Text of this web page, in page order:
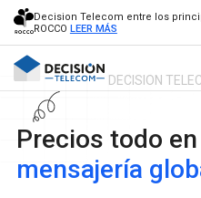
Decision Telecom entre los
ROCCO LEER MÁS
DECISION
Precios todo
mensajería